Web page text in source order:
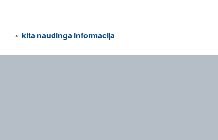
» kita naudinga informacija